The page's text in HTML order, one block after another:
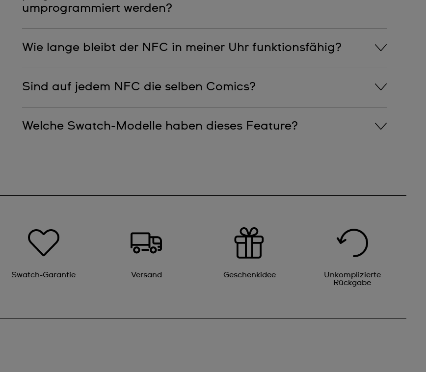
umprogrammiert werden?
Wie lange bleibt der NFC in meiner Uhr funktionsfähig?
Sind auf jedem NFC die selben Comics?
in einer individuellen Reihenfolge.
Welche Swatch-Modelle haben dieses Feature?
Swatch-Garantie Versand Geschenkidee
Unkomplizierte
Rückgabe